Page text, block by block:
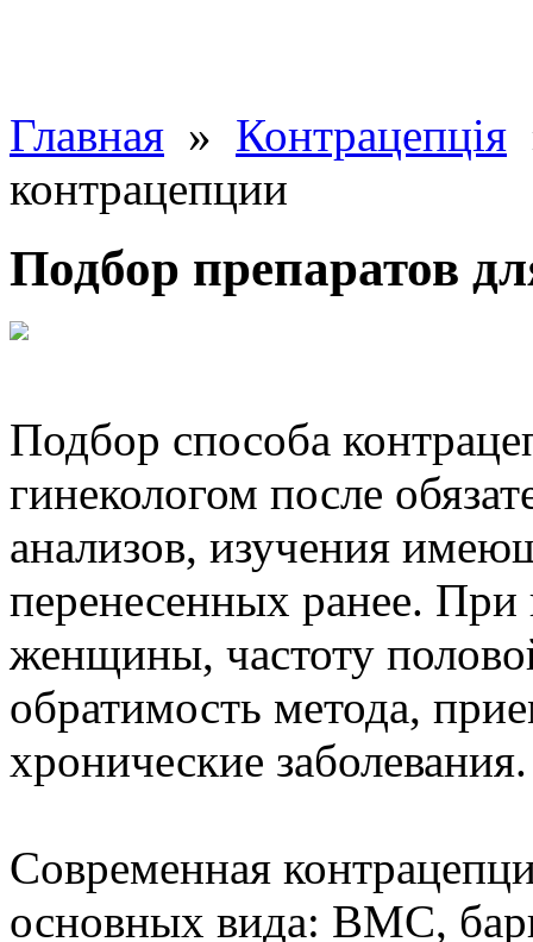
Главная » Контрацепція
контрацепции
Подбор препаратов
Подбор способа
гинекологом после
анализов, изучения
перенесенных ранее. При
женщины, частоту
обратимость метода,
хронические заболевания.
Современная
основных вида: ВМС,